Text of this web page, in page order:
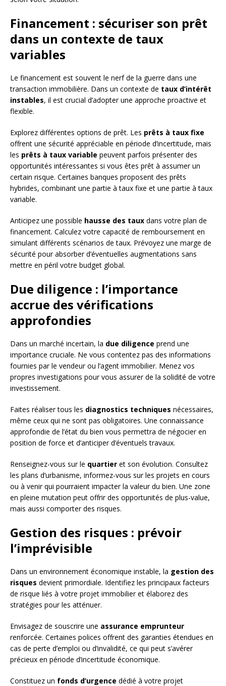
Financement : sécuriser son prêt
dans un contexte de taux
variables
Le financement est souvent le nerf de la guerre dans une
transaction immobilière. Dans un contexte de taux d’intérêt
instables, il est crucial d’adopter une approche proactive et
flexible.
Explorez différentes options de prêt. Les prêts à taux fixe
offrent une sécurité appréciable en période d’incertitude, mais
les prêts à taux variable peuvent parfois présenter des
opportunités intéressantes si vous êtes prêt à assumer un
certain risque. Certaines banques proposent des prêts
hybrides, combinant une partie à taux fixe et une partie à taux
variable.
Anticipez une possible hausse des taux dans votre plan de
financement. Calculez votre capacité de remboursement en
simulant différents scénarios de taux. Prévoyez une marge de
sécurité pour absorber d’éventuelles augmentations sans
mettre en péril votre budget global.
Due diligence : l’importance
accrue des vérifications
approfondies
Dans un marché incertain, la due diligence prend une
importance cruciale. Ne vous contentez pas des informations
fournies par le vendeur ou l’agent immobilier. Menez vos
propres investigations pour vous assurer de la solidité de votre
investissement.
Faites réaliser tous les diagnostics techniques nécessaires,
même ceux qui ne sont pas obligatoires. Une connaissance
approfondie de l’état du bien vous permettra de négocier en
position de force et d’anticiper d’éventuels travaux.
Renseignez-vous sur le quartier et son évolution. Consultez
les plans d’urbanisme, informez-vous sur les projets en cours
ou à venir qui pourraient impacter la valeur du bien. Une zone
en pleine mutation peut offrir des opportunités de plus-value,
mais aussi comporter des risques.
Gestion des risques : prévoir
l’imprévisible
Dans un environnement économique instable, la gestion des
risques devient primordiale. Identifiez les principaux facteurs
de risque liés à votre projet immobilier et élaborez des
stratégies pour les atténuer.
Envisagez de souscrire une assurance emprunteur
renforcée. Certaines polices offrent des garanties étendues en
cas de perte d’emploi ou d’invalidité, ce qui peut s’avérer
précieux en période d’incertitude économique.
Constituez un fonds d’urgence dédié à votre projet